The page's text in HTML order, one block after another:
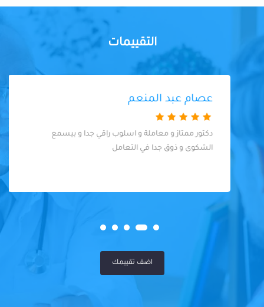
التقييمات
عصام عبد المنعم
دكتور ممتاز و معاملة و اسلوب راقي جدا و بيسمع
الشكوى و ذوق جدا في التعامل
اضف تقييمك